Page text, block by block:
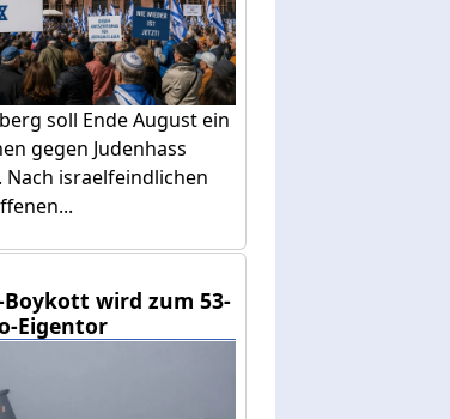
soll Ende August ein
gegen Judenhass
israelfeindlichen
wird zum 53-
Eigentor